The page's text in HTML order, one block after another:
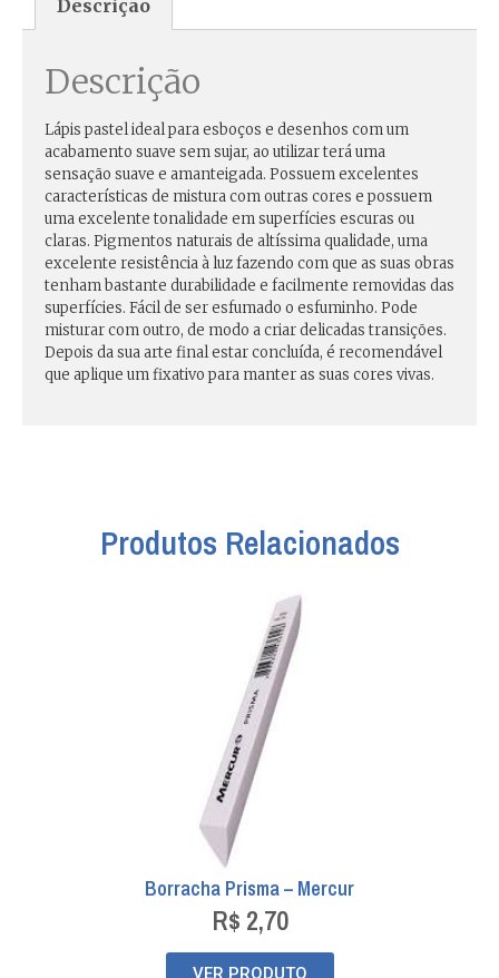
Descrição
Descrição
Lápis pastel ideal para esboços e desenhos com um
acabamento suave sem sujar, ao utilizar terá uma
sensação suave e amanteigada. Possuem excelentes
características de mistura com outras cores e possuem
uma excelente tonalidade em superfícies escuras ou
claras. Pigmentos naturais de altíssima qualidade, uma
excelente resistência à luz fazendo com que as suas obras
tenham bastante durabilidade e facilmente removidas das
superfícies. Fácil de ser esfumado o esfuminho. Pode
misturar com outro, de modo a criar delicadas transições.
Depois da sua arte final estar concluída, é recomendável
que aplique um fixativo para manter as suas cores vivas.
Produtos Relacionados
Borracha Prisma – Mercur
R$ 2,70
VER PRODUTO